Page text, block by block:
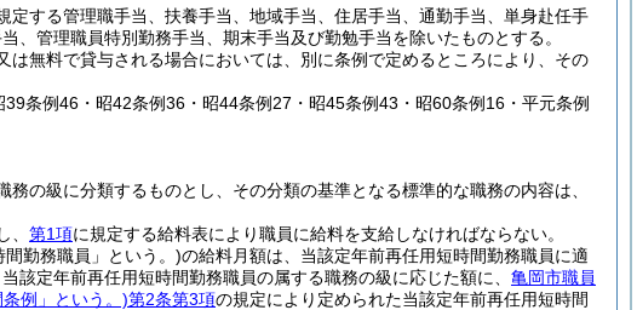
する管理職手当、扶養手当、地域手当、住居手当、通勤手当、単身赴任手
管理職員特別勤務手当、期末手当及び勤勉手当を除いたものとする。
無料で貸与される場合においては、別に条例で定めるところにより、その
条例46・昭42条例36・昭44条例27・昭45条例43・昭60条例16・平元条例
の級に分類するものとし、その分類の基準となる標準的な職務の内容は、
第1項に規定する給料表により職員に給料を支給しなければならない。
勤務職員」という。)の給料月額は、当該定年前再任用短時間勤務職員に適
該定年前再任用短時間勤務職員の属する職務の級に応じた額に、 亀岡市職員
例」という。)第2条第3項の規定により定められた当該定年前再任用短時間